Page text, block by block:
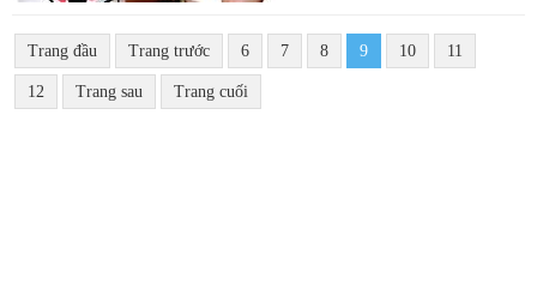
Trang đầu Trang trước 6 7 8 9 10 11
12 Trang sau Trang cuối